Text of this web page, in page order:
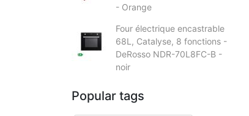
- Orange
Four électrique encastrable
68L, Catalyse, 8 fonctions -
DeRosso NDR-70L8FC-B -
noir
Popular tags